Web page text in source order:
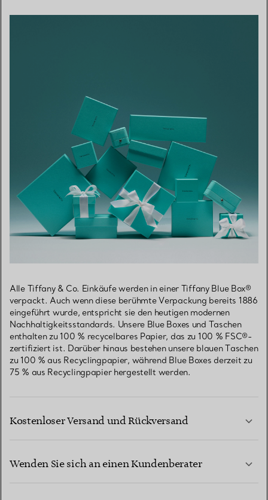
Alle Tiffany & Co. Einkäufe werden in einer Tiffany Blue Box®
verpackt. Auch wenn diese berühmte Verpackung bereits 1886
eingeführt wurde, entspricht sie den heutigen modernen
Nachhaltigkeitsstandards. Unsere Blue Boxes und Taschen
enthalten zu 100 % recycelbares Papier, das zu 100 % FSC®-
zertifiziert ist. Darüber hinaus bestehen unsere blauen Taschen
zu 100 % aus Recyclingpapier, während Blue Boxes derzeit zu
75 % aus Recyclingpapier hergestellt werden.
Kostenloser Versand und Rückversand
Wenden Sie sich an einen Kundenberater